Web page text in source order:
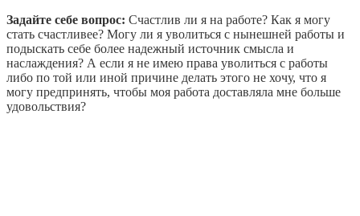
Задайте себе вопрос: Счастлив ли я на работе? Как я могу
стать счастливее? Могу ли я уволиться с нынешней работы и
подыскать себе более надежный источник смысла и
наслаждения? А если я не имею права уволиться с работы
либо по той или иной причине делать этого не хочу, что я
могу предпринять, чтобы моя работа доставляла мне больше
удовольствия?